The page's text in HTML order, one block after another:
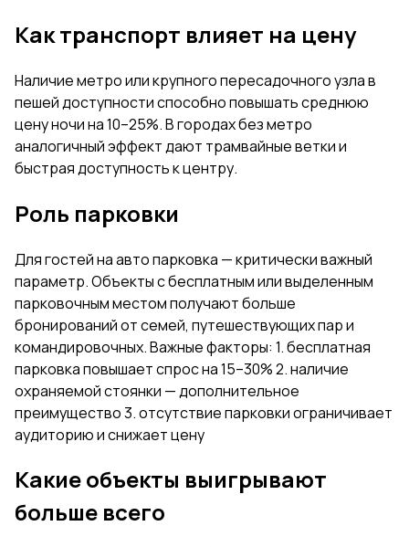
Как транспорт влияет на цену
Наличие метро или крупного пересадочного узла в
пешей доступности способно повышать среднюю
цену ночи на 10–25%. В городах без метро
аналогичный эффект дают трамвайные ветки и
быстрая доступность к центру.
Роль парковки
Для гостей на авто парковка — критически важный
параметр. Объекты с бесплатным или выделенным
парковочным местом получают больше
бронирований от семей, путешествующих пар и
командировочных. Важные факторы: 1. бесплатная
парковка повышает спрос на 15–30% 2. наличие
охраняемой стоянки — дополнительное
преимущество 3. отсутствие парковки ограничивает
аудиторию и снижает цену
Какие объекты выигрывают
больше всего